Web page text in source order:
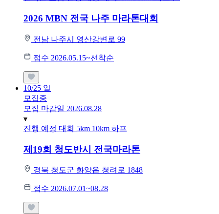
2026 MBN 전국 나주 마라톤대회
전남 나주시 영산강변로 99
접수 2026.05.15~선착순
10/25 일
모집중
모집 마감일 2026.08.28
진행 예정 대회 5km 10km 하프
제19회 청도반시 전국마라톤
경북 청도군 화양읍 청려로 1848
접수 2026.07.01~08.28